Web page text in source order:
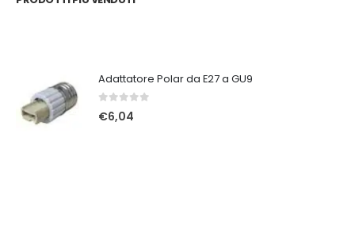
Adattatore Polar da E27 a GU9
Su 5
€6,04